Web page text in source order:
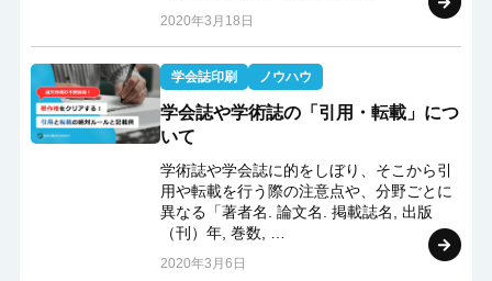
2020年3月18日
学会誌印刷 ノウハウ
学会誌や学術誌の「引用・転載」につ
いて
学術誌や学会誌に的をしぼり、そこから引
用や転載を行う際の注意点や、分野ごとに
異なる「著者名. 論文名. 掲載誌名, 出版
（刊）年, 巻数, …
2020年3月6日